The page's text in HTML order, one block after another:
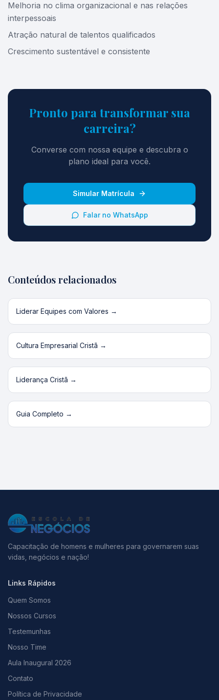
Melhoria no clima organizacional e nas relações
interpessoais
Atração natural de talentos qualificados
Crescimento sustentável e consistente
Pronto para transformar sua
carreira?
Converse com nossa equipe e descubra o
plano ideal para você.
Simular Matrícula
Falar no WhatsApp
Conteúdos relacionados
Liderar Equipes com Valores →
Cultura Empresarial Cristã →
Liderança Cristã →
Guia Completo →
Capacitação de homens e mulheres para governarem suas
vidas, negócios e nação!
Links Rápidos
Quem Somos
Nossos Cursos
Testemunhas
Nosso Time
Aula Inaugural 2026
Contato
Política de Privacidade